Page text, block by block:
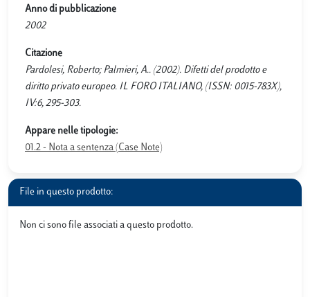
Anno di pubblicazione
2002
Citazione
Pardolesi, Roberto; Palmieri, A.. (2002). Difetti del prodotto e
diritto privato europeo. IL FORO ITALIANO, (ISSN: 0015-783X),
IV:6, 295-303.
Appare nelle tipologie:
01.2 - Nota a sentenza (Case Note)
File in questo prodotto:
Non ci sono file associati a questo prodotto.